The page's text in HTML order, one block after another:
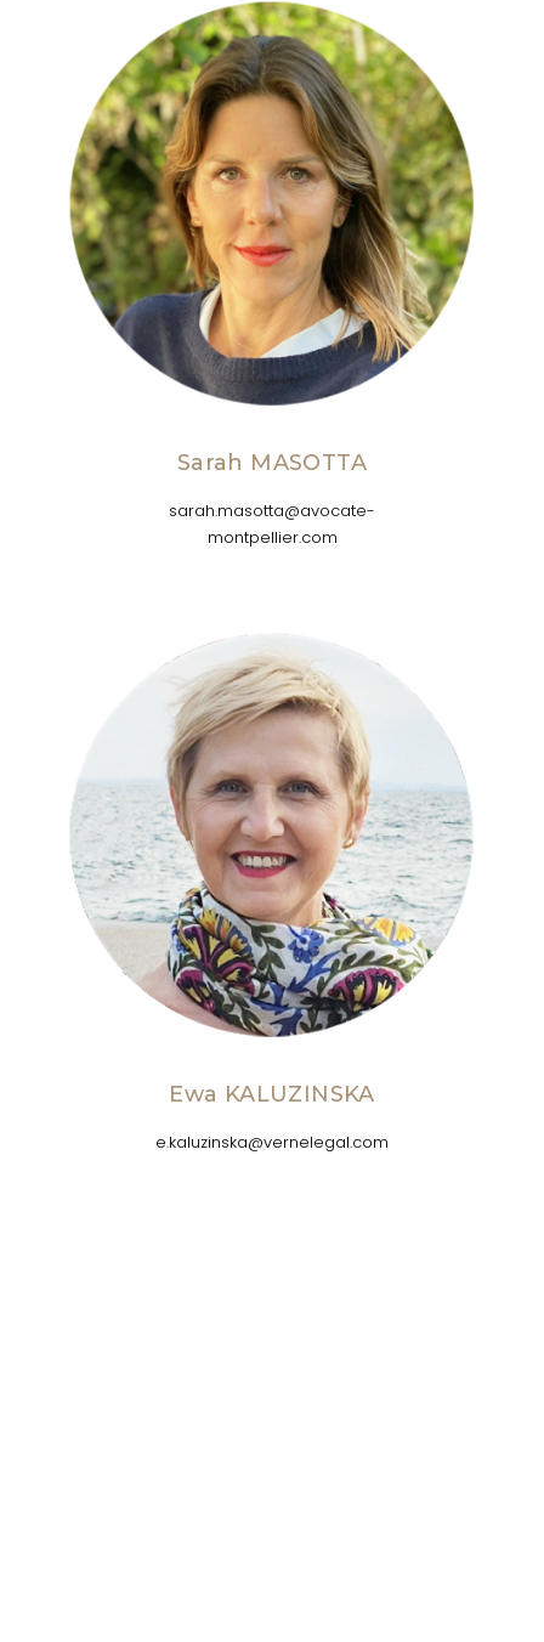
Sarah MASOTTA
sarah.masotta@avocate-
montpellier.com
Ewa KALUZINSKA
e.kaluzinska@vernelegal.com